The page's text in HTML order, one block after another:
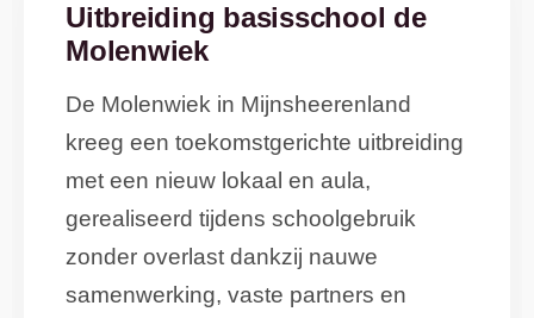
Uitbreiding basisschool de
Molenwiek
De Molenwiek in Mijnsheerenland
kreeg een toekomstgerichte uitbreiding
met een nieuw lokaal en aula,
gerealiseerd tijdens schoolgebruik
zonder overlast dankzij nauwe
samenwerking, vaste partners en